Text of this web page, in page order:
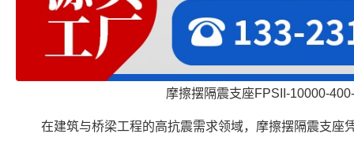
摩擦摆隔震支座FPSII-10000-
在建筑与桥梁工程的高抗震需求领域，摩擦摆隔震支座